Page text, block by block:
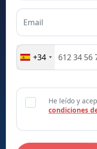
Email
+34
He leído y
condiciones